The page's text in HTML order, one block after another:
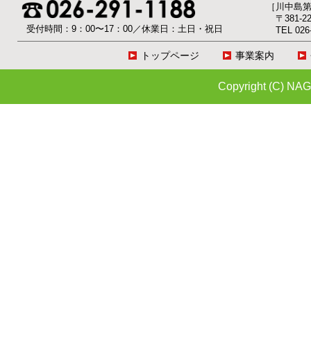
受付時間：9：00〜17：00／休業日：土日・祝日
［川中島
〒381-
TEL
トップページ 事業案内
Copyright (C)